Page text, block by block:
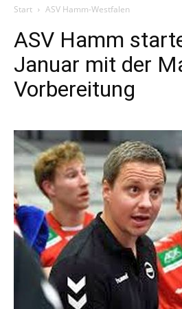
Start ASV Hamm-Westfalen
ASV Hamm
Januar mit der
Vorbereitung